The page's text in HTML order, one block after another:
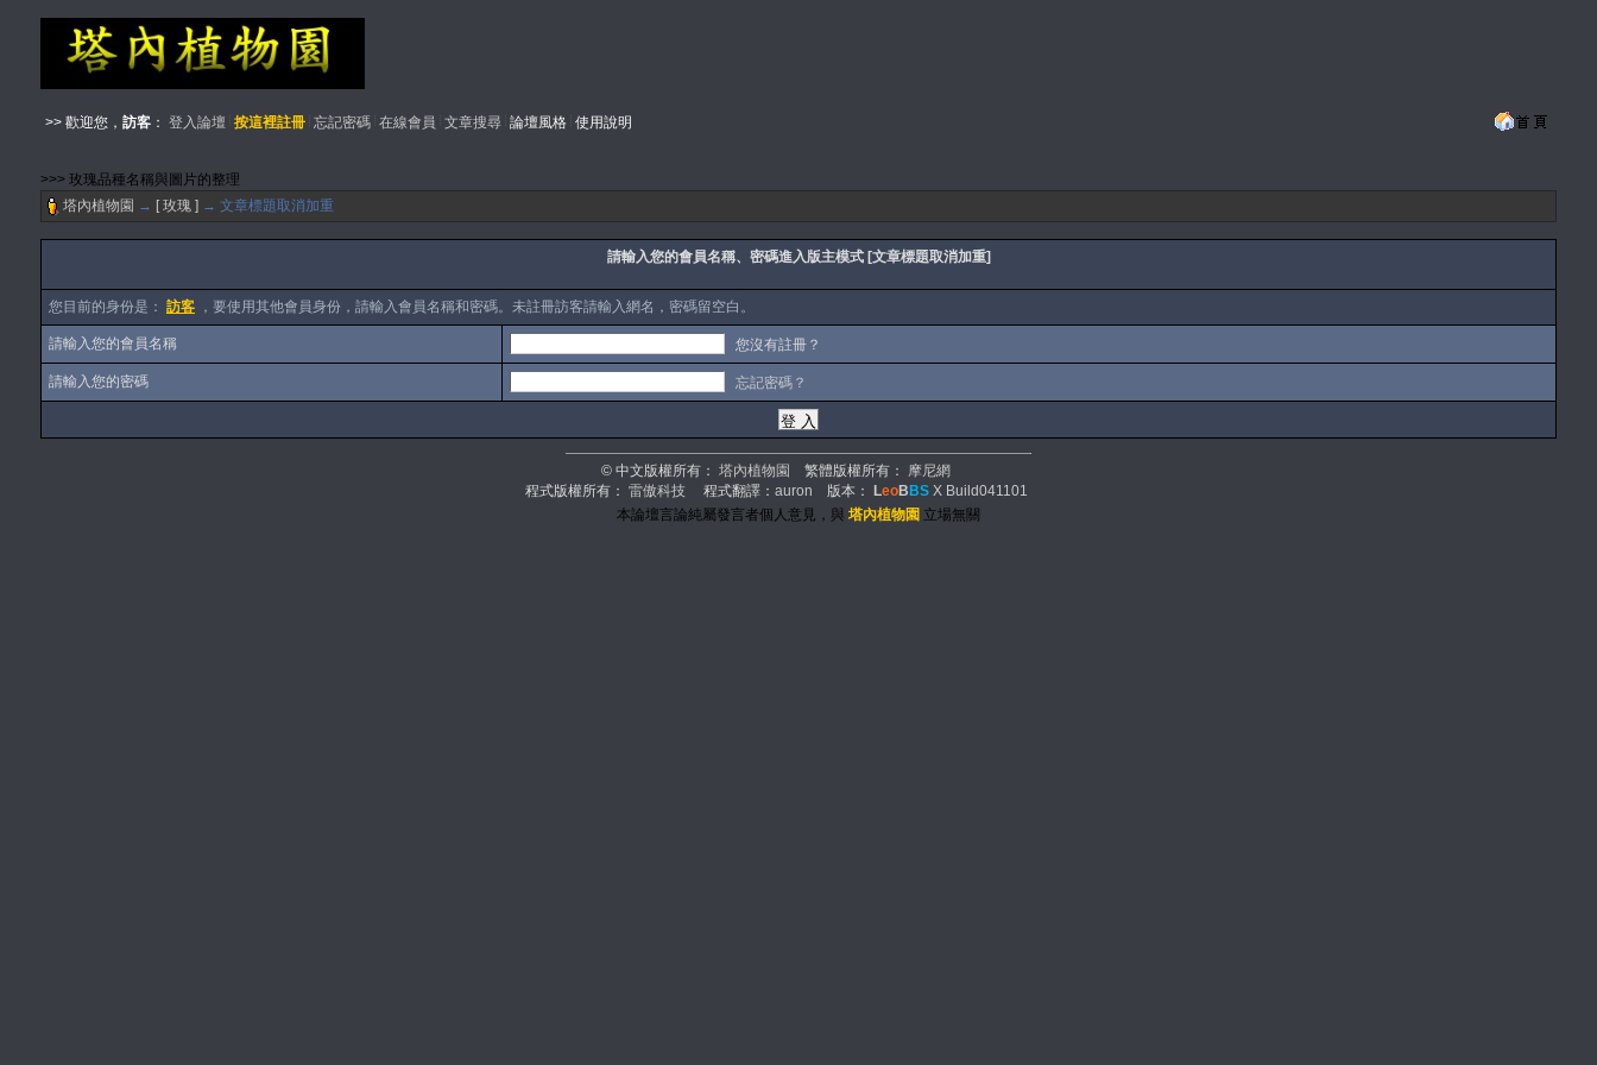
>> 歡迎您， 訪客 ： 登入論壇 按這裡註冊 忘記密碼 在線會員 文章搜尋 論壇風格 使用說明
>>> 玫瑰品種名稱與圖片的整理
塔內植物園 → [ 玫瑰 ] → 文章標題取消加重
請輸入您的會員名稱、密碼進入版主模式 [文章標題取消加重]
您目前的身份是： 訪客 ，要使用其他會員身份，請輸入會員名稱和密碼。未註冊訪客請輸入網名，密碼留空白。
請輸入您的會員名稱 您沒有註冊？
請輸入您的密碼 忘記密碼？
© 中文版權所有： 塔內植物園 繁體版權所有： 摩尼網
程式版權所有： 雷傲科技程式翻譯： auron 版本： LeoB BSX Build041101
本論壇言論純屬發言者個人意見，與 塔內植物園 立場無關